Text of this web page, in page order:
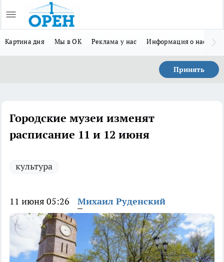
Картина дня Мы в ОК Реклама у нас Информация о нас
Принять
Городские музеи изменят
расписание 11 и 12 июня
культура
11 июня 05:26 Михаил Руденский